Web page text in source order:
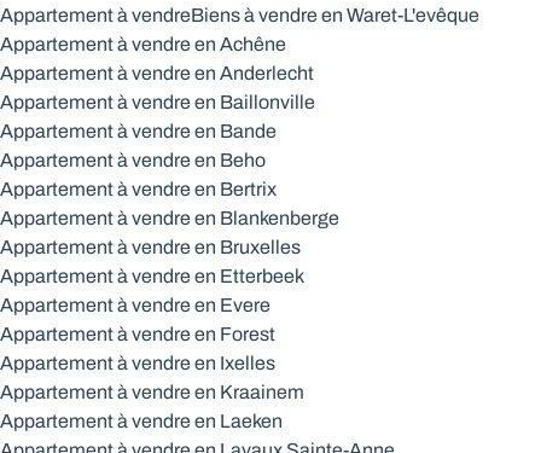
Max. budget
Chercher
Appartement à vendreBiens à vendre en Waret-L'evêque
Appartement à vendre en Achêne
Appartement à vendre en Anderlecht
Appartement à vendre en Baillonville
Appartement à vendre en Bande
Appartement à vendre en Beho
Appartement à vendre en Bertrix
Appartement à vendre en Blankenberge
Appartement à vendre en Bruxelles
Appartement à vendre en Etterbeek
Appartement à vendre en Evere
Appartement à vendre en Forest
Appartement à vendre en Ixelles
Appartement à vendre en Kraainem
Appartement à vendre en Laeken